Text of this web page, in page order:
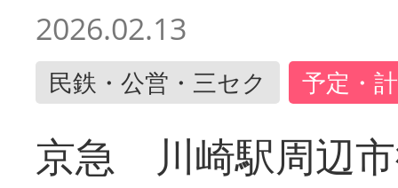
2026.02.13
民鉄・公営・三セク 予定・
京急 川崎駅周辺